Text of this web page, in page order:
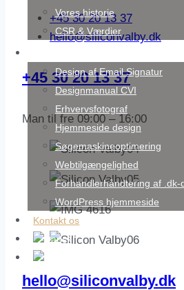
Vores historie
CSR & Værdier
Design af Email Signatur
Designmanual CVI
Erhvervsfotograf
Hjemmeside design
Søgemaskineoptimering
Webtilgængelighed
Forhandlerhåndtering af
WordPress hjemmeside
Kontakt os
+45 30 20 13 37
hello@siliconvalby.dk
+45 30 20 13 37
Man til fre 09:00 – 16:00
hello@siliconvalby.dk